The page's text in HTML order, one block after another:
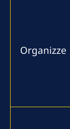
Organizze